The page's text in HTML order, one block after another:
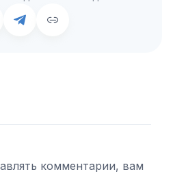
комментарии, вам